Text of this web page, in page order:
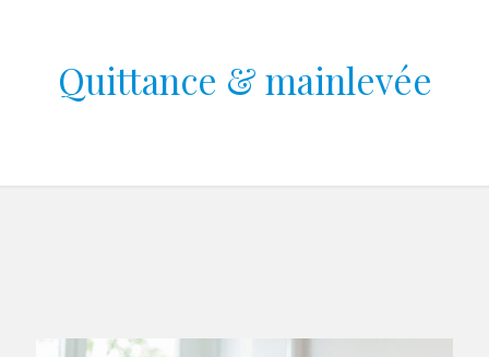
Quittance & mainlevée